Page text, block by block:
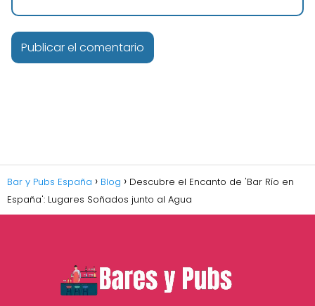
Bar y Pubs España Blog
Descubre el Encanto de 'Bar Río en
España': Lugares Soñados junto al Agua